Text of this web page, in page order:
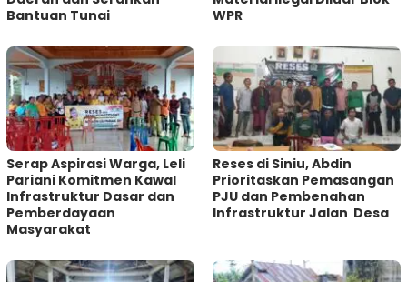
Bantuan Tunai
WPR
Serap Aspirasi Warga, Leli
Pariani Komitmen Kawal
Infrastruktur Dasar dan
Pemberdayaan
Masyarakat
Reses di Siniu, Abdin
Prioritaskan Pemasangan
PJU dan Pembenahan
Infrastruktur Jalan Desa